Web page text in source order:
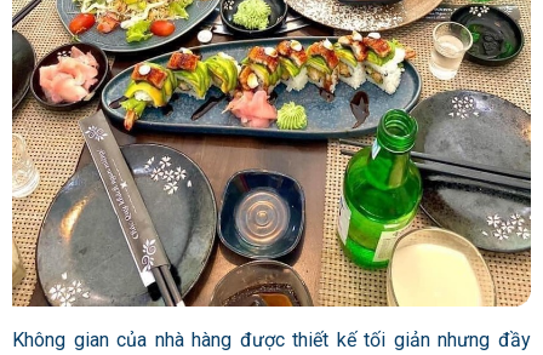
Không gian của nhà hàng được thiết kế tối giản nhưng đầy